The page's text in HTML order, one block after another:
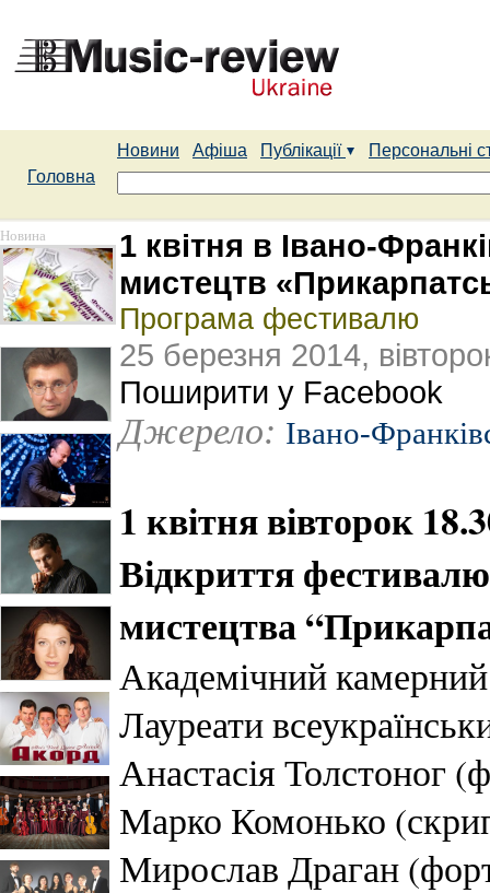
Новини Афіша Публікації
Персональні
Головна
Новина
1 квітня в Івано-
мистецтв
Програма фестивалю
25 березня 2014,
Поширити у Facebook
Джерело: Івано-
1 квітня вівторок
Відкриття
мистецтва
Академічний
Лауреати
Анастасія Толстоног
Марко Комонько
Мирослав Драган